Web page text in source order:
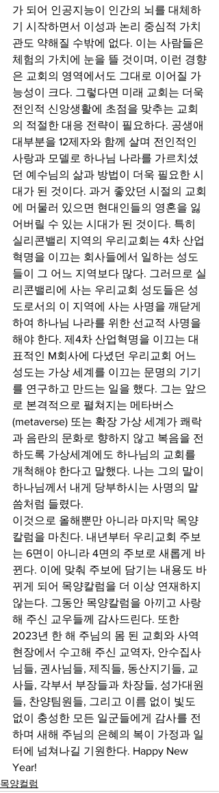
가 되어 인공지능이 인간의 뇌를 대체하
기 시작하면서 이성과 논리 중심적 가치
관도 약해질 수밖에 없다. 이는 사람들은
체험의 가치에 눈을 뜰 것이며, 이런 경향
은 교회의 영역에서도 그대로 이어질 가
능성이 크다. 그렇다면 미래 교회는 더욱
전인적 신앙생활에 초점을 맞추는 교회
의 적절한 대응 전략이 필요하다. 공생애
대부분을 12제자와 함께 살며 전인적인
사랑과 모델로 하나님 나라를 가르치셨
던 예수님의 삶과 방법이 더욱 필요한 시
대가 된 것이다. 과거 좋았던 시절의 교회
에 머물러 있으면 현대인들의 영혼을 잃
어버릴 수 있는 시대가 된 것이다. 특히
실리콘밸리 지역의 우리교회는 4차 산업
혁명을 이끄는 회사들에서 일하는 성도
들이 그 어느 지역보다 많다. 그러므로 실
리콘밸리에 사는 우리교회 성도들은 성
도로서의 이 지역에 사는 사명을 깨닫게
하여 하나님 나라를 위한 선교적 사명을
해야 한다. 제4차 산업혁명을 이끄는 대
표적인 M회사에 다녔던 우리교회 어느
성도는 가상 세계를 이끄는 문명의 기기
를 연구하고 만드는 일을 했다. 그는 앞으
로 본격적으로 펼쳐지는 메타버스
(metaverse) 또는 확장 가상 세계가 쾌락
과 음란의 문화로 향하지 않고 복음을 전
하도록 가상세계에도 하나님의 교회를
개척해야 한다고 말했다. 나는 그의 말이
하나님께서 내게 당부하시는 사명의 말
씀처럼 들렸다.
이것으로 올해뿐만 아니라 마지막 목양
칼럼을 마친다. 내년부터 우리교회 주보
는 6면이 아니라 4면의 주보로 새롭게 바
뀐다. 이에 맞춰 주보에 담기는 내용도 바
뀌게 되어 목양칼럼을 더 이상 연재하지
않는다. 그동안 목양칼럼을 아끼고 사랑
해 주신 교우들께 감사드린다. 또한
2023년 한 해 주님의 몸 된 교회와 사역
현장에서 수고해 주신 교역자, 안수집사
님들, 권사님들, 제직들, 동산지기들, 교
사들, 각부서 부장들과 차장들, 성가대원
들, 찬양팀원들, 그리고 이름 없이 빛도
없이 충성한 모든 일군들에게 감사를 전
하며 새해 주님의 은혜의 복이 가정과 일
터에 넘쳐나길 기원한다. Happy New
Year!
목양컬럼